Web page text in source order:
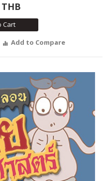
Cart
Add to Compare